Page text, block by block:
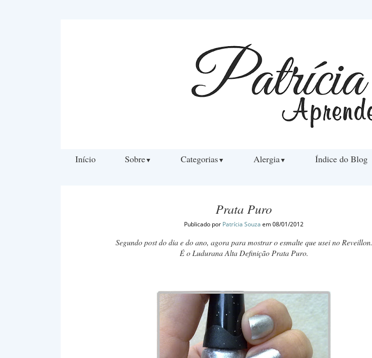
Início Sobre▼ Categorias▼ Alergia▼ Índice do Blog
Prata Puro
Publicado por Patrícia Souza em 08/01/2012
Segundo post do dia e do ano, agora para mostrar o esmalte que usei no Reveillon.
É o Ludurana Alta Definição Prata Puro.